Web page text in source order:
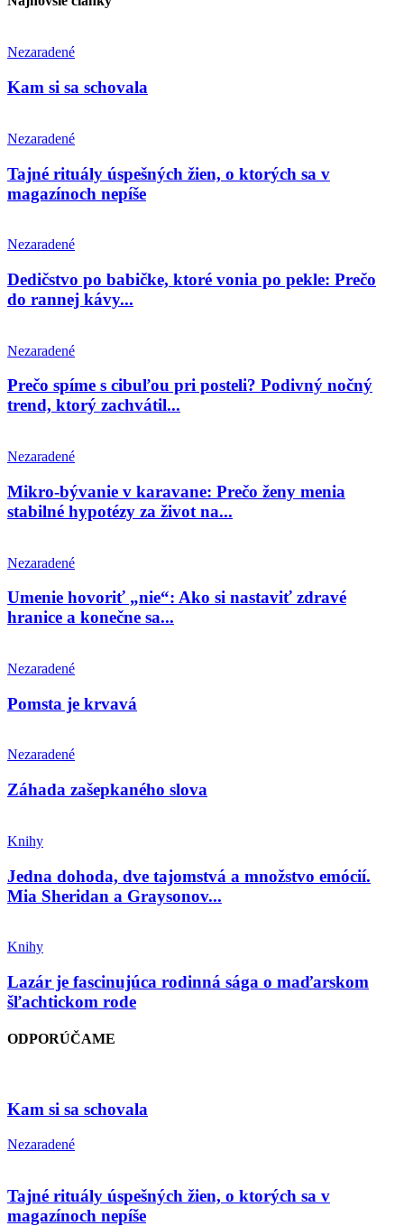
Nezaradené
Kam si sa schovala
Nezaradené
Tajné rituály úspešných žien, o ktorých sa v
magazínoch nepíše
Nezaradené
Dedičstvo po babičke, ktoré vonia po pekle: Prečo
do rannej kávy...
Nezaradené
Prečo spíme s cibuľou pri posteli? Podivný nočný
trend, ktorý zachvátil...
Nezaradené
Mikro-bývanie v karavane: Prečo ženy menia
stabilné hypotézy za život na...
Nezaradené
Umenie hovoriť „nie“: Ako si nastaviť zdravé
hranice a konečne sa...
Nezaradené
Pomsta je krvavá
Nezaradené
Záhada zašepkaného slova
Knihy
Jedna dohoda, dve tajomstvá a množstvo emócií.
Mia Sheridan a Graysonov...
Knihy
Lazár je fascinujúca rodinná sága o maďarskom
šľachtickom rode
ODPORÚČAME
Kam si sa schovala
Nezaradené
Tajné rituály úspešných žien, o ktorých sa v
magazínoch nepíše